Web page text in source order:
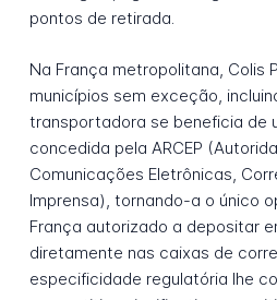
pontos de retirada.
Na França metropolitana, Colis
municípios sem exceção,
transportadora se beneficia de
concedida pela ARCEP
Comunicações Eletrônicas,
Imprensa), tornando-a o único
França autorizado a depositar
diretamente nas caixas de
especificidade regulatória lhe